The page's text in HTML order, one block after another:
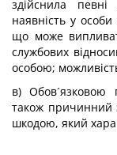
здійснила
наявність у особи
що може
службових
особою;
в) Обов´язковою
також причинний
шкодою, який